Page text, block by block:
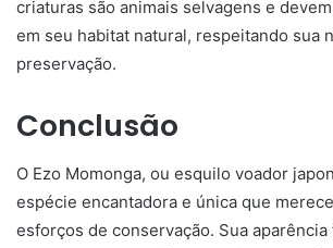
criaturas são animais selvagens e
em seu habitat natural, respeitando sua
preservação.
Conclusão
O Ezo Momonga, ou esquilo voador
espécie encantadora e única que
esforços de conservação. Sua